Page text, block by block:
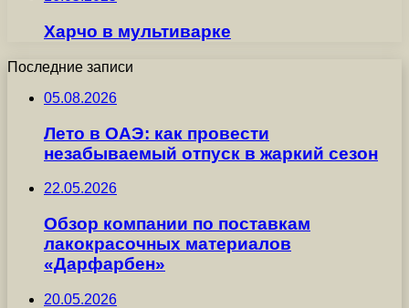
Харчо в мультиварке
Последние записи
05.08.2026
Лето в ОАЭ: как провести
незабываемый отпуск в жаркий сезон
22.05.2026
Обзор компании по поставкам
лакокрасочных материалов
«Дарфарбен»
20.05.2026